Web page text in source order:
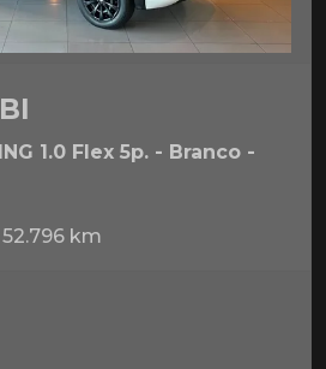
1.0 Flex 5p. - Branco -
52.796 km